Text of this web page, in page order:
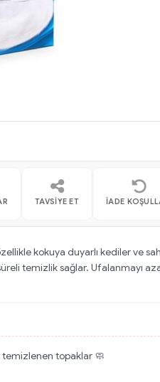
TAVSIYE ET İADE
kokuya duyarlı kediler
temizlik sağlar. Ufalanmayı
temizlenen topaklar 🧼